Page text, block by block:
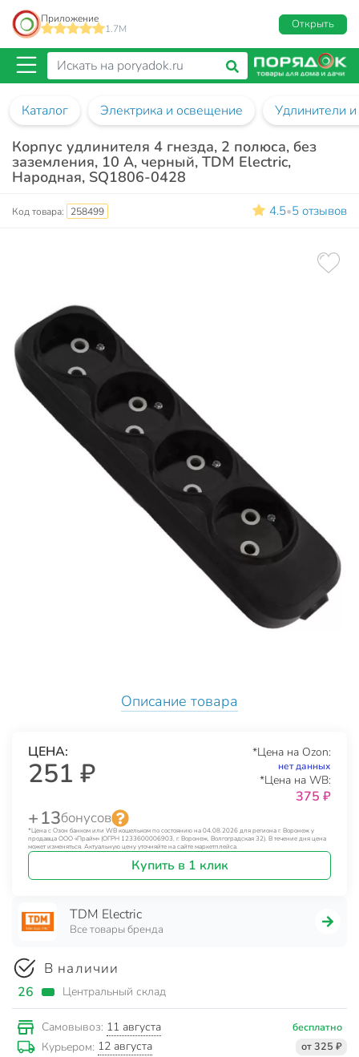
Приложение
1.7M
Открыть
Каталог Электрика и освещение Удлинители
Корпус удлинителя 4 гнезда, 2 полюса, без
заземления, 10 А, черный, TDM Electric,
Народная, SQ1806-0428
Код товара: 258499 4.5•5 отзывов
Описание товара
ЦЕНА:
251 ₽
*Цена на Ozon:
нет данных
*Цена на WB:
375 ₽
+ 13бонусов
*Цена с Озон банком или WB кошельком по состоянию на 04.08.2026 для региона г. Воронеж у
продавца ООО «Прайм» (ОГРН 1233600006903, г. Воронеж, Волгоградская 32). В течение дня цена
может изменяться. Актуальную цену уточняйте на сайте маркетплейса.
Купить в 1 клик
TDM Electric
Все товары бренда
В наличии
26 Центральный склад
Самовывоз: 11 августа бесплатно
Курьером: 12 августа от 325 ₽